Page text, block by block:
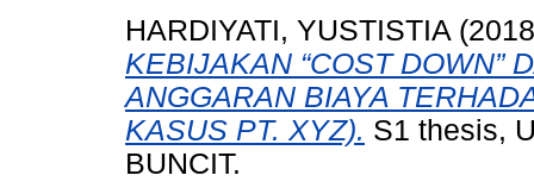
HARDIYATI, YUSTISTIA
KEBIJAKAN “COST DOWN”
ANGGARAN BIAYA
KASUS PT. XYZ). S1 thesis,
BUNCIT.